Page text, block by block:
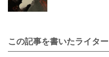
この記事を書いたライター